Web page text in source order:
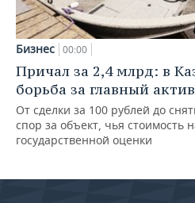
Бизнес 00:00
Причал за 2,4 млрд: в
борьба за главный
От сделки за 100 рублей до
спор за объект, чья стоимость
государственной оценки